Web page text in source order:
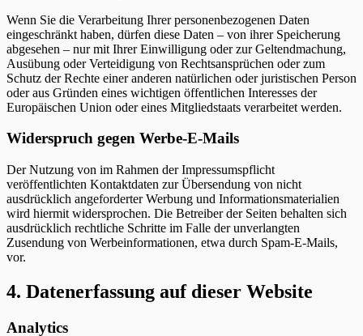
Wenn Sie die Verarbeitung Ihrer personenbezogenen Daten
eingeschränkt haben, dürfen diese Daten – von ihrer Speicherung
abgesehen – nur mit Ihrer Einwilligung oder zur Geltendmachung,
Ausübung oder Verteidigung von Rechtsansprüchen oder zum
Schutz der Rechte einer anderen natürlichen oder juristischen Person
oder aus Gründen eines wichtigen öffentlichen Interesses der
Europäischen Union oder eines Mitgliedstaats verarbeitet werden.
Widerspruch gegen Werbe-E-Mails
Der Nutzung von im Rahmen der Impressumspflicht
veröffentlichten Kontaktdaten zur Übersendung von nicht
ausdrücklich angeforderter Werbung und Informationsmaterialien
wird hiermit widersprochen. Die Betreiber der Seiten behalten sich
ausdrücklich rechtliche Schritte im Falle der unverlangten
Zusendung von Werbeinformationen, etwa durch Spam-E-Mails,
vor.
4. Datenerfassung auf dieser Website
Analytics